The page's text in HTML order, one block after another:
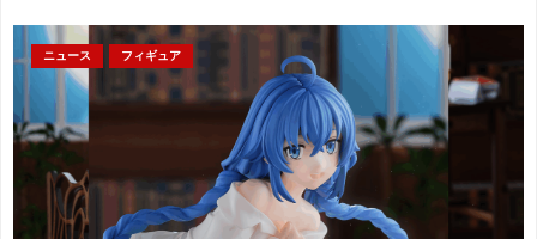
ニュース フィギュア